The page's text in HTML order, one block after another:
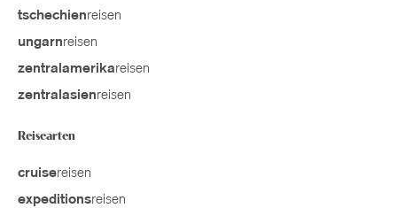
tschechienreisen
ungarnreisen
zentralamerikareisen
zentralasienreisen
Reisearten
cruisereisen
expeditionsreisen